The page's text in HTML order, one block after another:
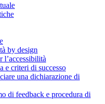
by design
l’accessibilità
e criteri di successo
una dichiarazione di
di feedback e procedura di